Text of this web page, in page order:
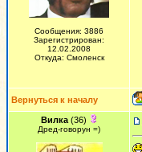
Сообщения: 3886
Зарегистрирован:
12.02.2008
Откуда: Смоленск
Вернуться к началу
Вилка(36)
Дред-говорун =)